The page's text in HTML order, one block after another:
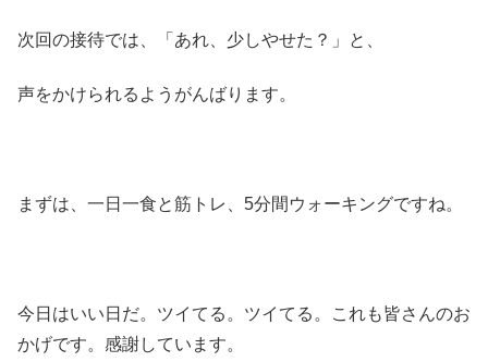
次回の接待では、「あれ、少しやせた？」と、
声をかけられるようがんばります。
まずは、一日一食と筋トレ、5分間ウォーキングですね。
今日はいい日だ。ツイてる。ツイてる。これも皆さんのお
かげです。感謝しています。